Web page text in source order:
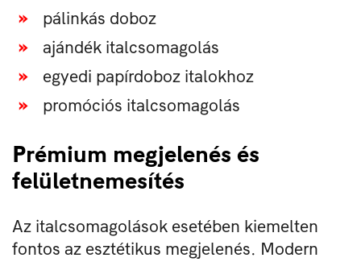
pálinkás doboz
ajándék italcsomagolás
egyedi papírdoboz italokhoz
promóciós italcsomagolás
Prémium megjelenés és
felületnemesítés
Az italcsomagolások esetében kiemelten
fontos az esztétikus megjelenés. Modern